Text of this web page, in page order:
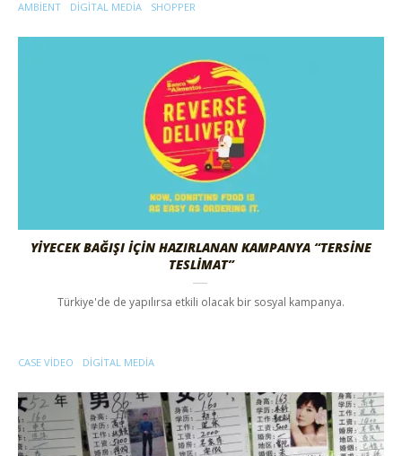
AMBIENT DIGITAL MEDIA SHOPPER
YİYECEK BAĞIŞI İÇİN HAZIRLANAN KAMPANYA “TERSİNE
TESLİMAT”
Türkiye'de de yapılırsa etkili olacak bir sosyal kampanya.
CASE VIDEO DIGITAL MEDIA